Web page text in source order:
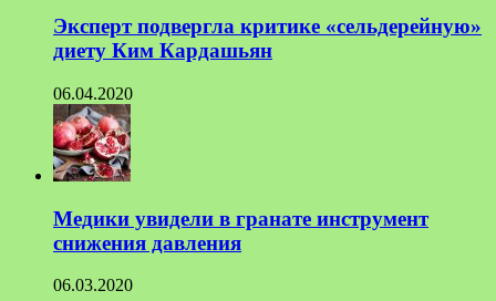
Эксперт подвергла критике «сельдерейную»
диету Ким Кардашьян
06.04.2020
Медики увидели в гранате инструмент
снижения давления
06.03.2020